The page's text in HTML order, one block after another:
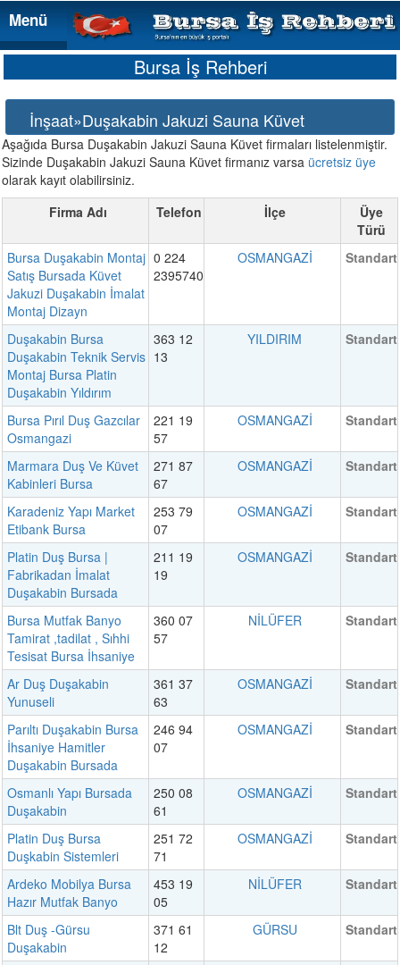
Menü
Menü
Bursa İş Rehberi
İnşaat»Duşakabin Jakuzi Sauna Küvet
Aşağıda Bursa Duşakabin Jakuzi Sauna Küvet firmaları listelenmiştir.
Sizinde Duşakabin Jakuzi Sauna Küvet firmanız varsa ücretsiz üye
olarak kayıt olabilirsiniz.
Firma Adı
Telefon İlçe
Üye
Türü
Bursa Duşakabin Montaj
Satış Bursada Küvet
Jakuzi Duşakabin İmalat
Montaj Dizayn
0 224
2395740
OSMANGAZİ Standart
Duşakabin Bursa
Duşakabin Teknik Servis
Montaj Bursa Platin
Duşakabin Yıldırım
363 12
13
YILDIRIM Standart
Bursa Pırıl Duş Gazcılar
Osmangazi
221 19
57
OSMANGAZİ Standart
Marmara Duş Ve Küvet
Kabinleri Bursa
271 87
67
OSMANGAZİ Standart
Karadeniz Yapı Market
Etibank Bursa
253 79
07
OSMANGAZİ Standart
Platin Duş Bursa |
Fabrikadan İmalat
Duşakabin Bursada
211 19
19
OSMANGAZİ Standart
Bursa Mutfak Banyo
Tamirat ,tadilat , Sıhhi
Tesisat Bursa İhsaniye
360 07
57
NİLÜFER Standart
Ar Duş Duşakabin
Yunuseli
361 37
63
OSMANGAZİ Standart
Parıltı Duşakabin Bursa
İhsaniye Hamitler
Duşakabin Bursada
246 94
07
OSMANGAZİ Standart
Osmanlı Yapı Bursada
Duşakabin
250 08
61
OSMANGAZİ Standart
Platin Duş Bursa
Duşkabin Sistemleri
251 72
71
OSMANGAZİ Standart
Ardeko Mobilya Bursa
Hazır Mutfak Banyo
453 19
05
NİLÜFER Standart
Blt Duş -Gürsu
Duşakabin
371 61
12
GÜRSU Standart